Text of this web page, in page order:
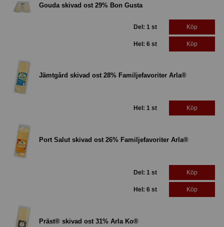
Gouda skivad ost 29% Bon Gusta
Del: 1 st Köp
Hel: 6 st Köp
Jämtgård skivad ost 28% Familjefavoriter Arla®
Hel: 1 st Köp
Port Salut skivad ost 26% Familjefavoriter Arla®
Del: 1 st Köp
Hel: 6 st Köp
Präst® skivad ost 31% Arla Ko®